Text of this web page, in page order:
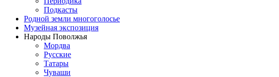
Подкасты
Родной земли многоголосье
Музейная экспозиция
Народы Поволжья
Мордва
Русские
Татары
Чуваши